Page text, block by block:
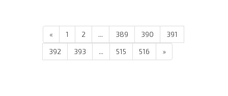
« 1 2 ... 389 390
391
392
393 ... 515 516 »